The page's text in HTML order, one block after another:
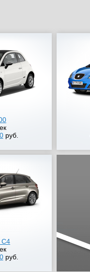
руб.
C4
руб.